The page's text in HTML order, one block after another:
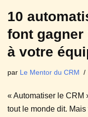
10
font gagner
à votre
par Le Mentor du CRM
« Automatiser le CRM
tout le monde dit.